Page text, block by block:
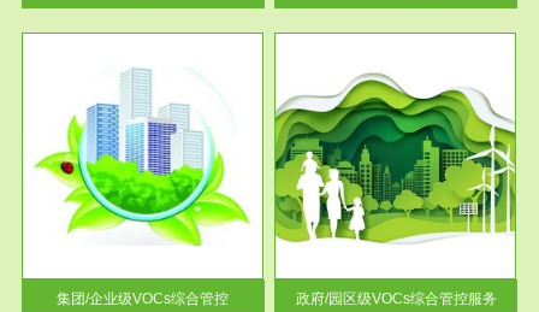
集团/企业级VOCs综合管控
服务范围
政府/园区级VOCs综合管控服务
根据《石化行业挥发性有机物综
合整治方案》文件要求，到2017
年，全...
政府/园区级VOCs综合管控服务